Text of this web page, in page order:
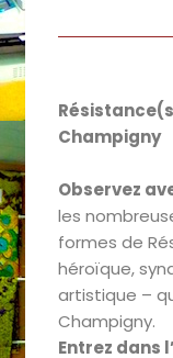
Champigny
Observez
les
formes de
héroïque,
artistique –
Champigny.
Entrez dans